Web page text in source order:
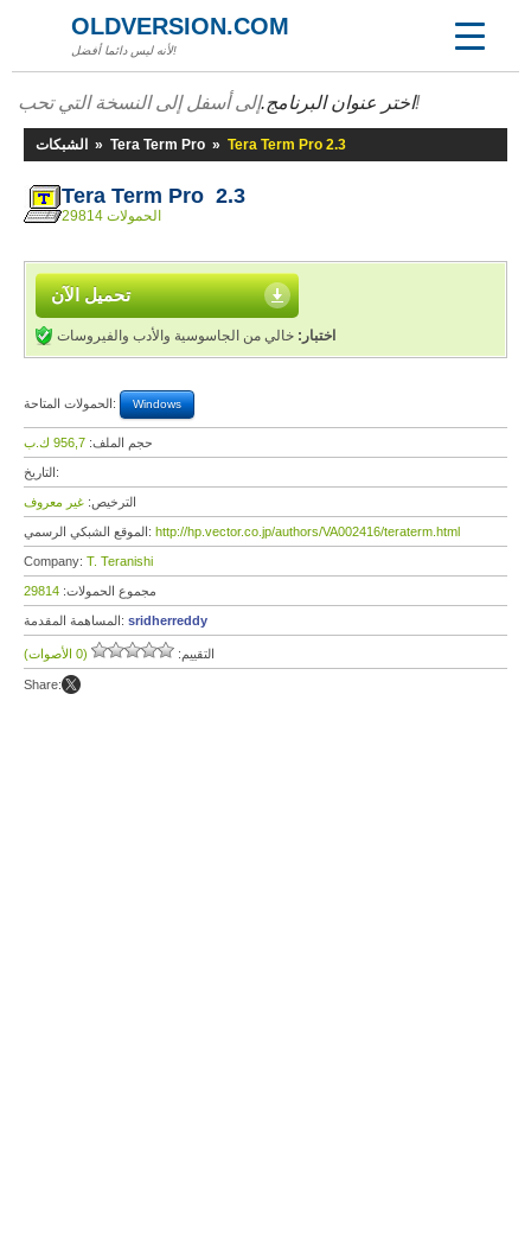
OLDVERSION.COM
لأنه ليس دائما أفضل!
اختر عنوان البرنامج.إلى أسفل إلى النسخة التي تحب!
الشبكات » Tera Term Pro » Tera Term Pro 2.3
Tera Term Pro 2.3
29814 الحمولات
تحميل الآن
اختبار: خالي من الجاسوسية والأدب والفيروسات
الحمولات المتاحة: Windows
حجم الملف: 956,7 ك.ب
التاريخ:
الترخيص: غير معروف
الموقع الشبكي الرسمي: http://hp.vector.co.jp/authors/VA002416/teraterm.html
Company: T. Teranishi
مجموع الحمولات: 29814
المساهمة المقدمة: sridherreddy
التقييم: (0 الأصوات)
Share: